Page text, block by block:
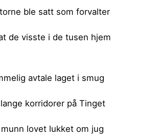
ble satt som forvalter
de visste i de tusen hjem
avtale laget i smug
korridorer på Tinget
lovet lukket om jug